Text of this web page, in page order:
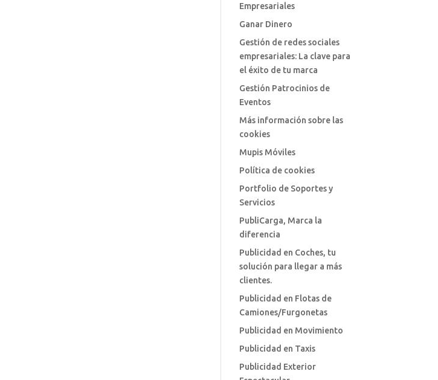
Empresariales
Ganar Dinero
Gestión de redes sociales
empresariales: La clave para
el éxito de tu marca
Gestión Patrocinios de
Eventos
Más información sobre las
cookies
Mupis Móviles
Política de cookies
Portfolio de Soportes y
Servicios
PubliCarga, Marca la
diferencia
Publicidad en Coches, tu
solución para llegar a más
clientes.
Publicidad en Flotas de
Camiones/Furgonetas
Publicidad en Movimiento
Publicidad en Taxis
Publicidad Exterior